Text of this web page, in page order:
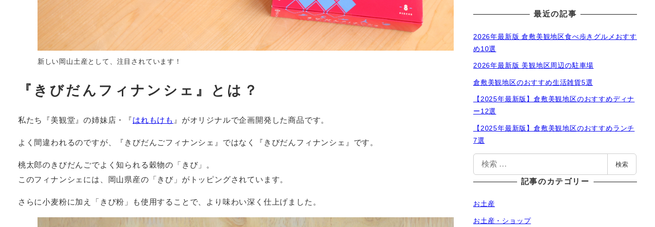
新しい岡山土産として、注目されています！
『きびだんフィナンシェ』とは？
私たち『美観堂』の姉妹店・『はれもけも 』がオリジナルで企画開発した商品です。
よく間違われるのですが、『きびだんごフィナンシェ』ではなく『きびだんフィナンシェ』です。
桃太郎のきびだんごでよく知られる穀物の「きび」。
このフィナンシェには、岡山県産の「きび」がトッピングされています。
さらに小麦粉に加え「きび粉」も使用することで、より味わい深く仕上げました。
最近の記事
2026年最新版 倉敷美観地区食べ歩きグルメおすす
め10選
2026年最新版 美観地区周辺の駐車場
倉敷美観地区のおすすめ生活雑貨5選
【2025年最新版】倉敷美観地区のおすすめディナ
ー12選
【2025年最新版】倉敷美観地区のおすすめランチ
7選
検索
記事のカテゴリー
お土産
お土産・ショップ